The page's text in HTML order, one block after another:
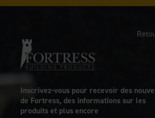
Inscrivez-vous pour recevoir des
de Fortress, des informations sur les
produits et plus encore